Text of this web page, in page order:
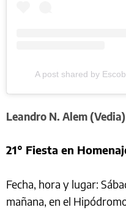
A post shared by
Leandro N. Alem (Vedia)
21° Fiesta en
Fecha, hora y lugar:
mañana, en el